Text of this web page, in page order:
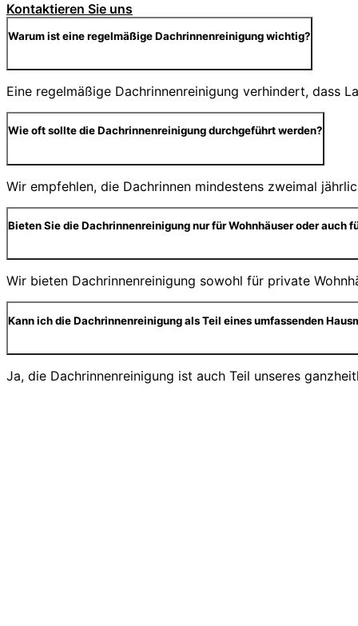
Kontaktieren Sie uns
Warum ist eine regelmäßige Dachrinnenreinigung wichtig?
Eine regelmäßige Dachrinnenreinigung verhindert, dass
Wie oft sollte die Dachrinnenreinigung durchgeführt werden?
Wir empfehlen, die Dachrinnen mindestens zweimal
Bieten Sie die Dachrinnenreinigung nur für Wohnhäuser oder auch
Wir bieten Dachrinnenreinigung sowohl für private
Kann ich die Dachrinnenreinigung als Teil eines umfassenden
Ja, die Dachrinnenreinigung ist auch Teil unseres